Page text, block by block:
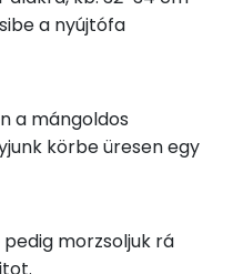
813 kcal
zsírsav
3 g
a nyújtófa
a mángoldos
körbe üresen egy
morzsoljuk rá